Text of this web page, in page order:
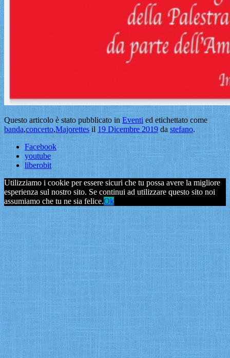
Questo articolo è stato pubblicato in Eventi ed etichettato come
banda,concerto,Majorettes il 19 Dicembre 2019 da stefano.
Facebook
youtube
liberobit
Utilizziamo i cookie per essere sicuri che tu possa avere la migliore
esperienza sul nostro sito. Se continui ad utilizzare questo sito noi
assumiamo che tu ne sia felice.Ok